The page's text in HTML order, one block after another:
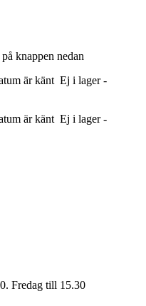
knappen nedan
är känt Ej i lager -
är känt Ej i lager -
Fredag ​​till 15.30